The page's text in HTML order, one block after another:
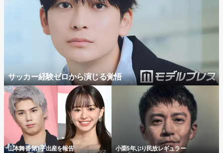
サッカー経験ゼロから演じる覚悟
山本舞香 第1子出産を報告 小栗5年ぶり民放レギュラー